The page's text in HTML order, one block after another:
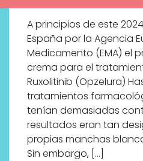
A principios de este
España por la Agencia
Medicamento (EMA) el
crema para el
Ruxolitinib (Opzelura)
tratamientos
tenían demasiadas
resultados eran tan
propias manchas
Sin embargo, […]